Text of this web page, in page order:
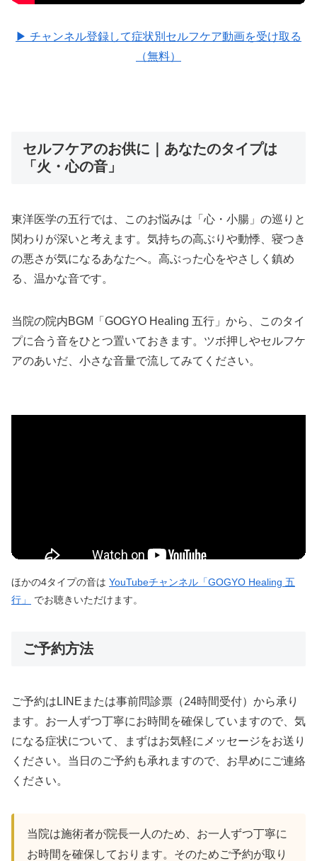
▶ チャンネル登録して症状別セルフケア動画を受け取る
（無料）
セルフケアのお供に｜あなたのタイプは
「火・心の音」
東洋医学の五行では、このお悩みは「心・小腸」の巡りと
関わりが深いと考えます。気持ちの高ぶりや動悸、寝つき
の悪さが気になるあなたへ。高ぶった心をやさしく鎮め
る、温かな音です。
当院の院内BGM「GOGYO Healing 五行」から、このタイ
プに合う音をひとつ置いておきます。ツボ押しやセルフケ
アのあいだ、小さな音量で流してみてください。
ほかの4タイプの音は YouTubeチャンネル「GOGYO Healing 五
行」
でお聴きいただけます。
ご予約方法
ご予約はLINEまたは事前問診票（24時間受付）から承り
ます。お一人ずつ丁寧にお時間を確保していますので、気
になる症状について、まずはお気軽にメッセージをお送り
ください。当日のご予約も承れますので、お早めにご連絡
ください。
当院は施術者が院長一人のため、お一人ずつ丁寧に
お時間を確保しております。そのためご予約が取り